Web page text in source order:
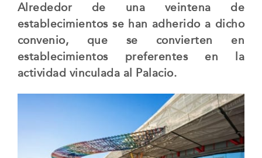
Alrededor de una veintena de
establecimientos se han adherido a dicho
convenio, que se convierten en
establecimientos preferentes en la
actividad vinculada al Palacio.